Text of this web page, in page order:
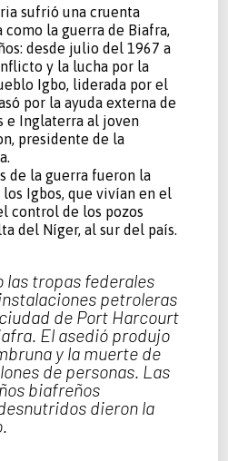
sufrió una cruenta
la guerra de Biafra,
desde julio del 1967 a
y la lucha por la
Igbo, liderada por el
por la ayuda externa de
e Inglaterra al joven
presidente de la
de la guerra fueron la
Igbos, que vivían en el
control de los pozos
del Níger, al sur del país.
las tropas federales
petroleras
de Port Harcourt
El asedió produjo
y la muerte de
de personas. Las
biafreños
dieron la